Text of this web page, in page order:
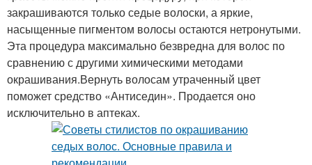
закрашиваются только седые волоски, а яркие,
насыщенные пигментом волосы остаются нетронутыми.
Эта процедура максимально безвредна для волос по
сравнению с другими химическими методами
окрашивания.Вернуть волосам утраченный цвет
поможет средство «Антиседин». Продается оно
исключительно в аптеках.